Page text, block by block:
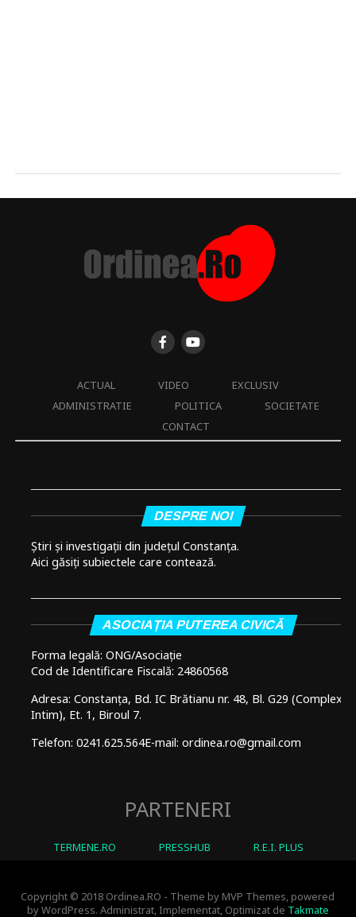
ACTUAL VIDEO
EXCLUSIV
ADMINISTRATIE
POLITICA
SOCIETATE
CONTACT
DESPRE NOI
Știri și investigații din județul Constanța.
Aici găsiți subiectele care contează.
ASOCIAȚIA PUTEREA CIVICĂ
Forma legală: ONG/Asociație
Cod de Identificare Fiscală: 24860568
Adresa: Constanța, Bd. IC Brătianu nr. 48, Bl. G29 (Complex
Intim), Et. 1, Biroul 7.
Telefon: 0241.625.564E-mail: ordinea.ro@gmail.com
PARTENERI
TERMENE.RO PRESSHUB R.E.I. PLUS
Copyright © 2018 Ordinea.RO - Theme by MVP Themes, powered
by WordPress. Administrat, Implementat, Optimizat de Takmate